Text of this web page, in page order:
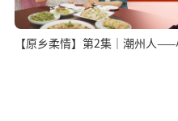
【原乡柔情】第2集｜潮州人